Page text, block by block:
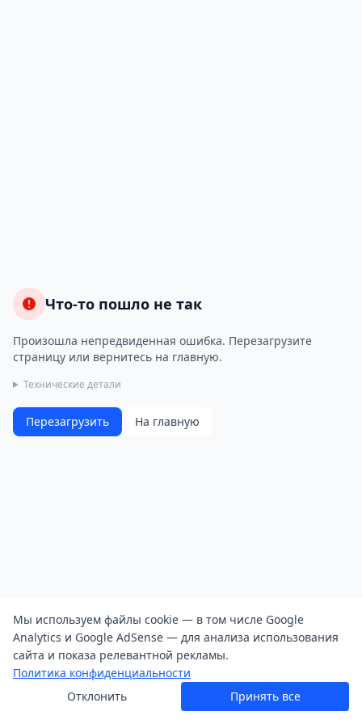
Что-то пошло не так
Произошла непредвиденная ошибка. Перезагрузите
страницу или вернитесь на главную.
Технические детали
Перезагрузить На главную
Мы используем файлы cookie — в том числе Google
Analytics и Google AdSense — для анализа использования
сайта и показа релевантной рекламы.
Политика конфиденциальности
Отклонить
Принять все